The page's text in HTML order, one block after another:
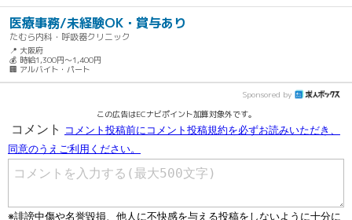
医療事務/未経験OK・賞与あり
たむら内科・呼吸器クリニック
📍 大阪府
💰 時給1,300円～1,400円
🏢 アルバイト・パート
Sponsored by
この広告はECナビポイント加算対象外です。